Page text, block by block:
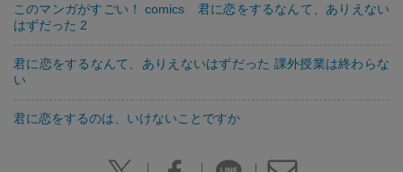
このマンガがすごい！ comics 君に恋をするなんて、ありえない
はずだった 2
君に恋をするなんて、ありえないはずだった 課外授業は終わらな
い
君に恋をするのは、いけないことですか